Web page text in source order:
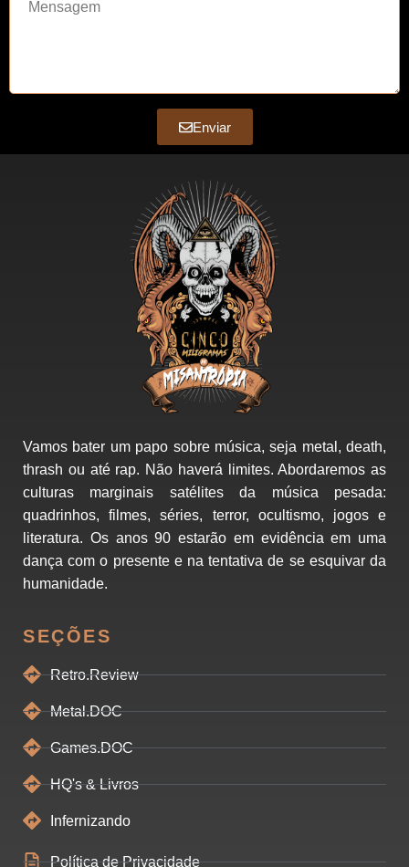
Enviar
Vamos bater um papo sobre música, seja metal, death,
thrash ou até rap. Não haverá limites. Abordaremos as
culturas marginais satélites da música pesada:
quadrinhos, filmes, séries, terror, ocultismo, jogos e
literatura. Os anos 90 estarão em evidência em uma
dança com o presente e na tentativa de se esquivar da
humanidade.
SEÇÕES
Retro.Review
Metal.DOC
Games.DOC
HQ's & Livros
Infernizando
Política de Privacidade